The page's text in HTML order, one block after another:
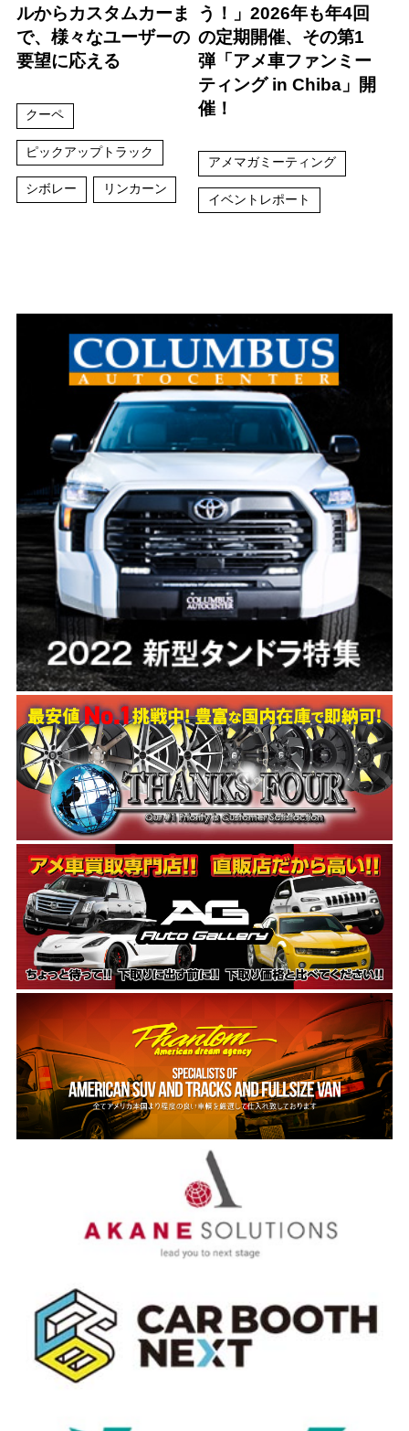
ルからカスタムカーま
で、様々なユーザーの
要望に応える
クーペ
ピックアップトラック
シボレー リンカーン
う！」2026年も年4回
の定期開催、その第1
弾「アメ車ファンミー
ティング in Chiba」開
催！
アメマガミーティング
イベントレポート